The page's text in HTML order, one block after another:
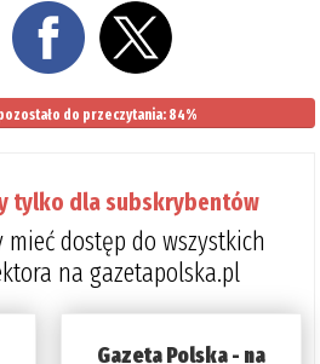
do przeczytania: 84%
tylko dla subskrybentów
mieć dostęp do wszystkich
na gazetapolska.pl
Gazeta Polska - na